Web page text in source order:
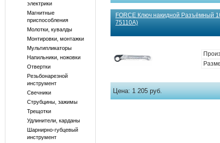
электрики
Магнитные
приспособления
Молотки, кувалды
Монтировки, монтажки
Мультипликаторы
Напильники, ножовки
Отвертки
Резьбонарезной
инструмент
Свечники
Струбцины, зажимы
Трещотки
Удлинители, карданы
Шарнирно-губцевый
инструмент
FORCE Ключ накидной Разъёмный
75110A)
Цена:1 205 руб.